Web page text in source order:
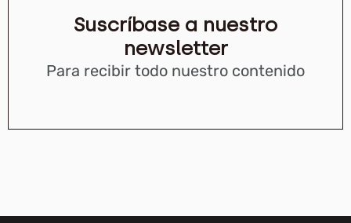
Suscríbase a nuestro
newsletter
Para recibir todo nuestro contenido